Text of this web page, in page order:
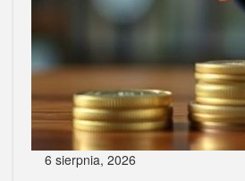
6 sierpnia, 2026